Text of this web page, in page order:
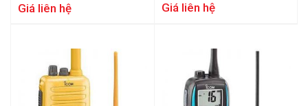
Giá liên hệ Giá liên hệ